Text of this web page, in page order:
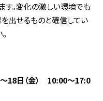
す。変化の激しい環境でも
出せるものと確信してい
～18日（金） 10:00～17:0